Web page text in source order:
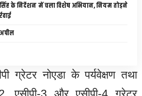
सिंह के निर्देशन में चला विशेष अभियान, नियम तोड़ने
ग्रेटर नोएडा के पर्यवेक्षण तथा